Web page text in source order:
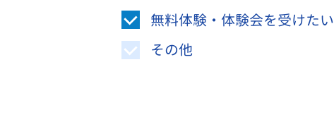
無料体験・体験会を受けたい
その他